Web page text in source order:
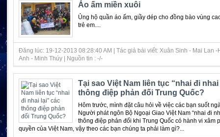
Áo ấm miền xuôi
Ủng hộ quần áo ấm, giầy dép cho đồng bào vùng
trẻ em....
Đăng lúc: 19-12-2013 08:28:40 AM | Tác giả bài viết: Xuân Sinh - Mai Lan -
Anh - Minh Thúy | Nguồn tin : -/-
Tại sao Việt Nam liên tục “nhai đi nhai
thông điệp phản đối Trung Quốc?
Hôm trước, mình đặt câu hỏi về việc các bạn suốt
Người phát ngôn Bộ Ngoại Giao Việt Nam “nhai đi
thông điệp phản đối khi Trung Quốc có hành vi xâm
quyền của Việt Nam, vậy theo các bạn chúng ta phải làm gì?...